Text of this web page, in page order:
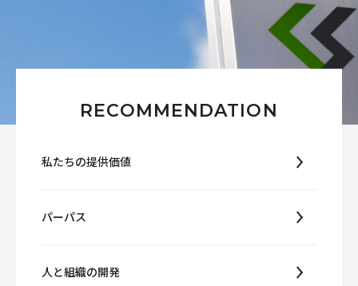
RECOMMENDATION
私たちの提供価値
パーパス
人と組織の開発